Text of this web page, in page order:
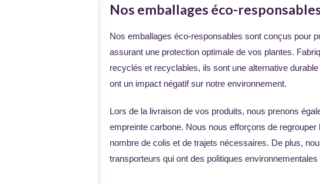
Nos emballages éco-
Nos emballages éco-responsables sont conçus pour
assurant une protection optimale de vos plantes.
recyclés et recyclables, ils sont une alternative
ont un impact négatif sur notre environnement.
Lors de la livraison de vos produits, nous prenons
empreinte carbone. Nous nous efforçons de regrouper
nombre de colis et de trajets nécessaires. De plus,
transporteurs qui ont des politiques